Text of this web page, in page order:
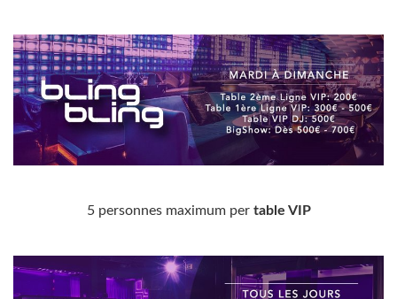
5 personnes maximum per table VIP